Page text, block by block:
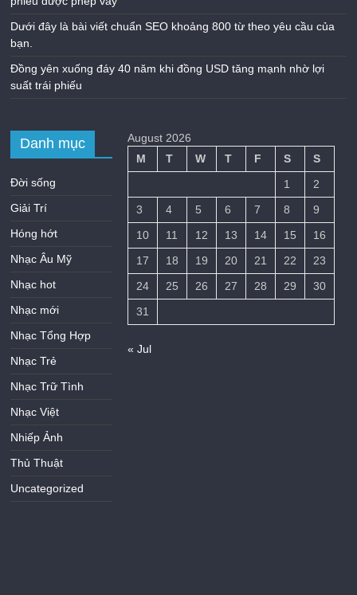
Dưới đây là bài viết chuẩn SEO khoảng 800 từ theo yêu cầu của
bạn.
Đồng yên xuống đáy 40 năm khi đồng USD tăng mạnh nhờ lợi
suất trái phiếu
Danh mục
Đời sống
Giải Trí
Hóng hớt
Nhạc Âu Mỹ
Nhạc hot
Nhạc mới
Nhạc Tổng Hợp
Nhạc Trẻ
Nhạc Trữ Tình
Nhạc Việt
Nhiếp Ảnh
Thủ Thuật
Uncategorized
August 2026
M
T W T F S
S
1
2
3
4 5 6 7 8
9
10
11 12 13 14 15
16
17
18 19 20 21 22
23
24
25 26 27 28 29
30
31
« Jul